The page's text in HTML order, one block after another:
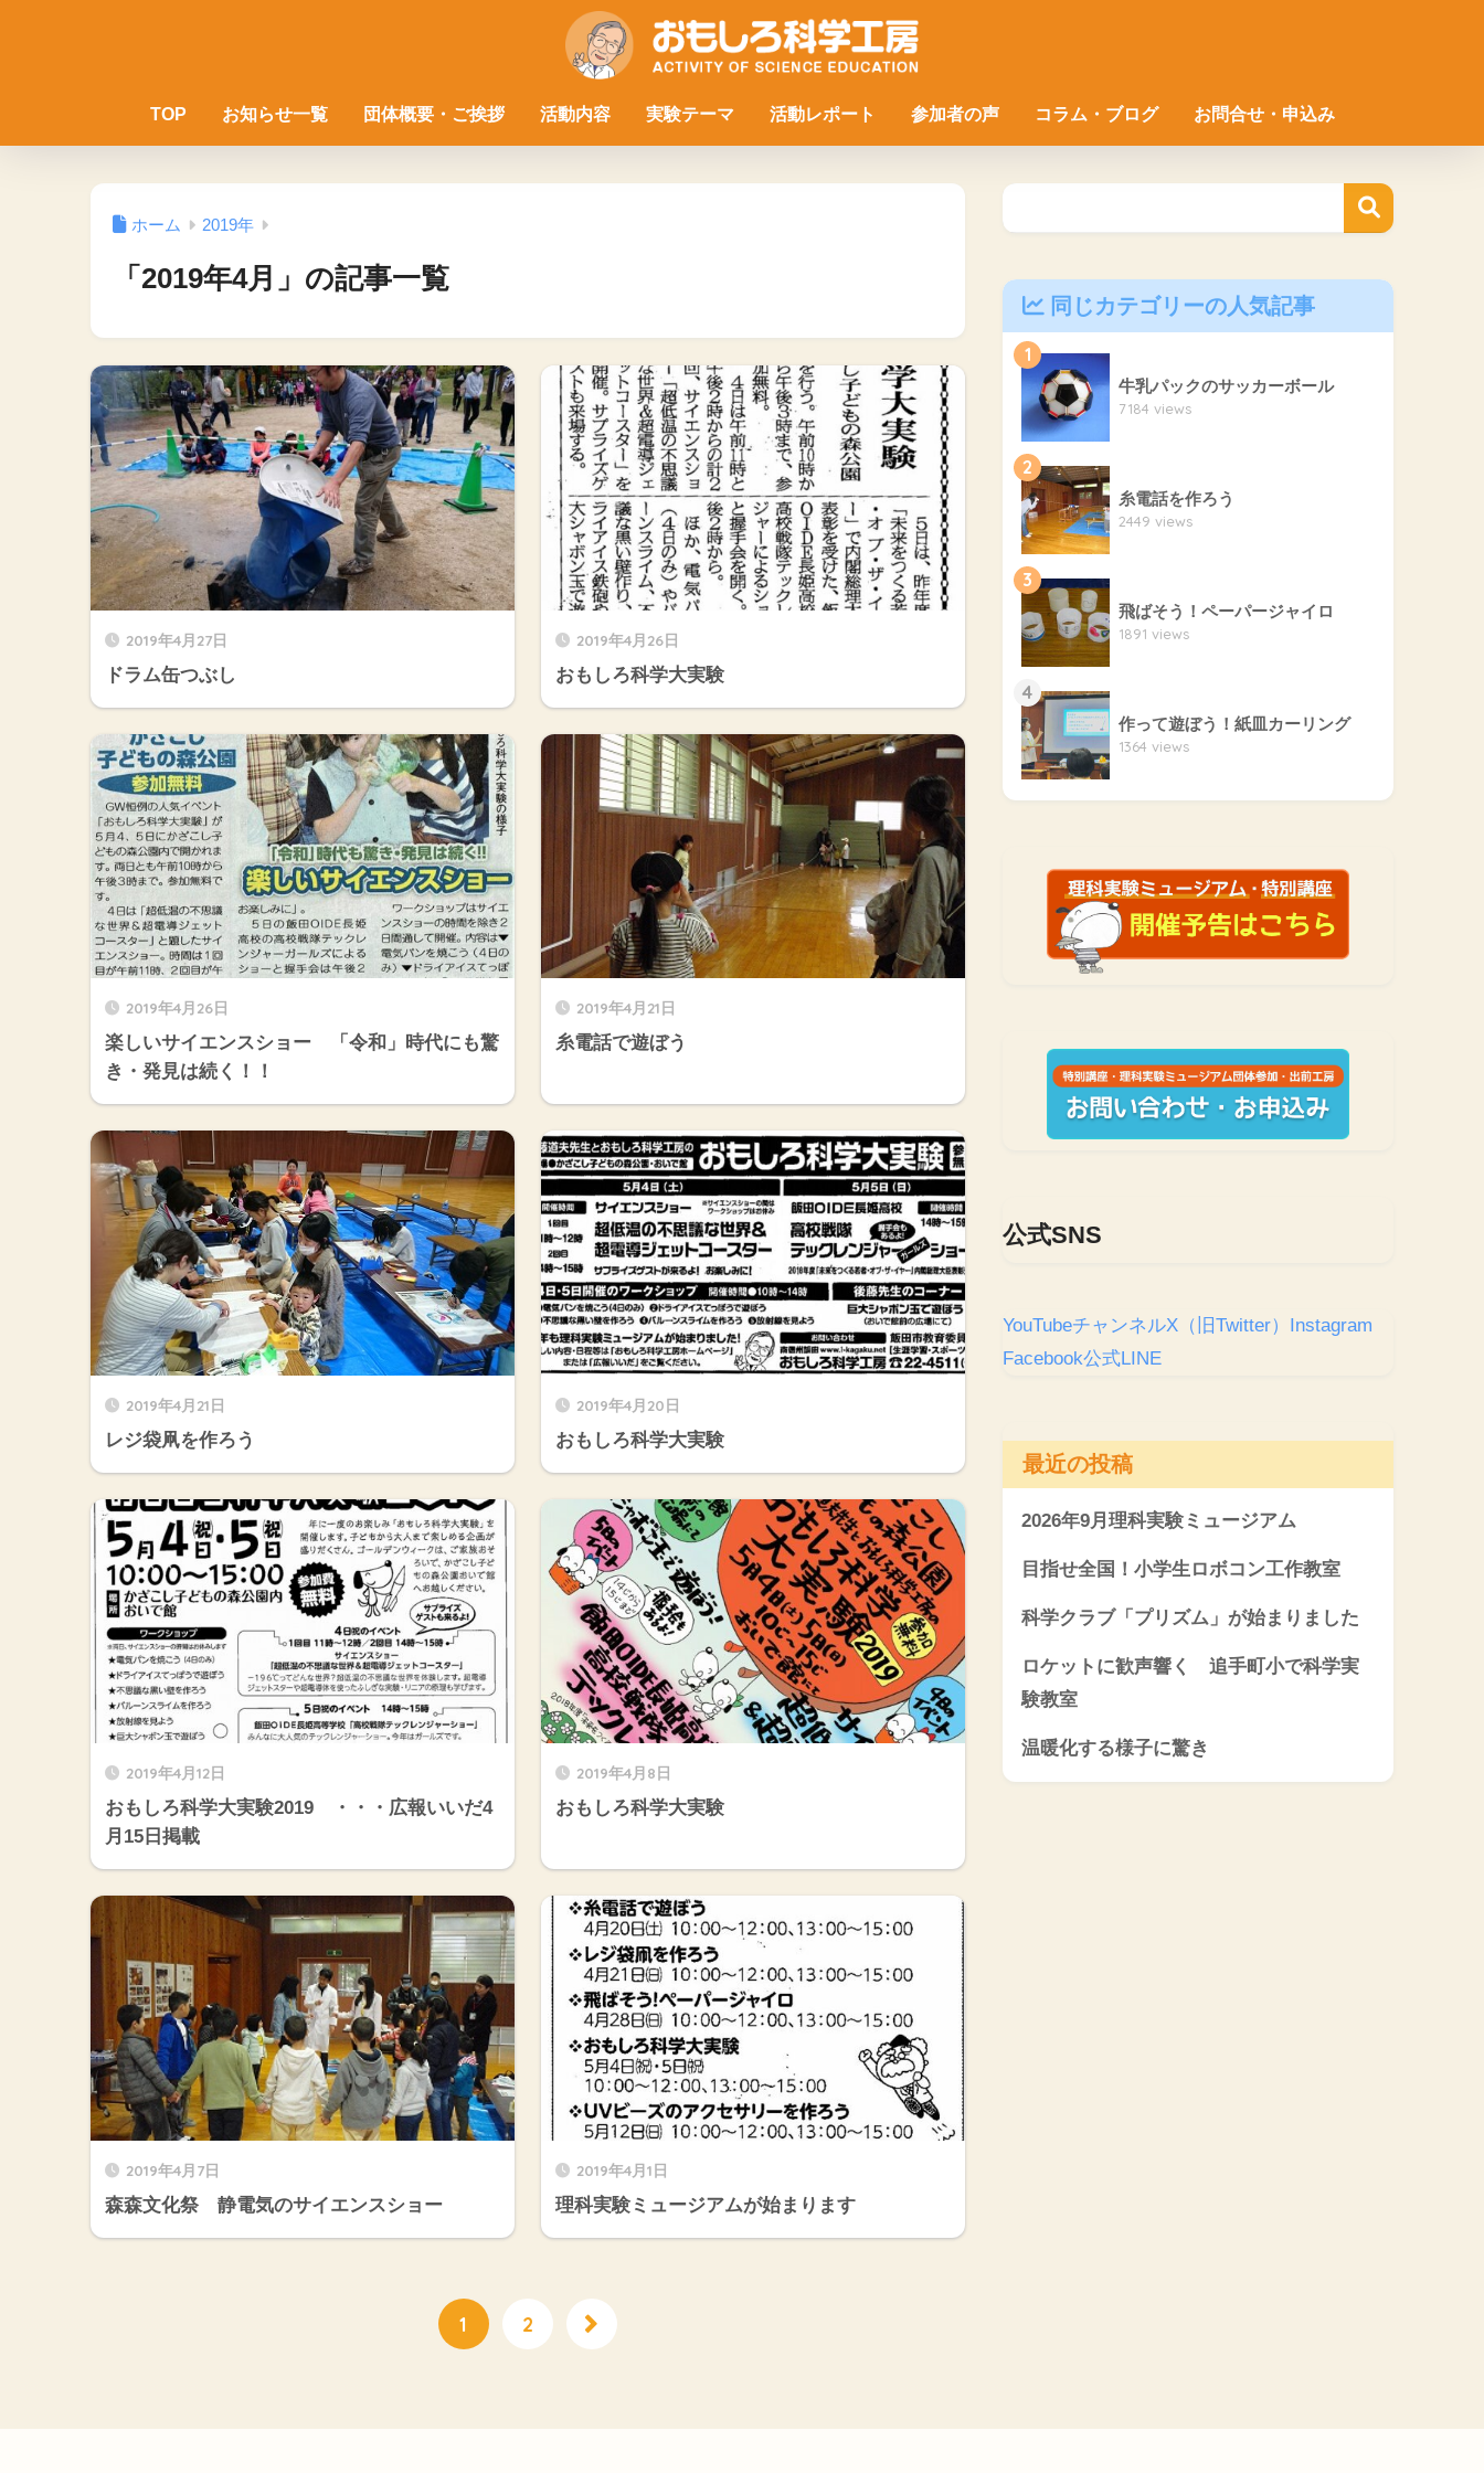
TOP お知らせ一覧 団体概要・ご挨拶 活動内容 実験テーマ 活動レポート 参加者の声 コラム・ブログ お問合せ・申込み
ホーム 2019年
「2019年4月」の記事一覧
2019年4月27日
ドラム缶つぶし
2019年4月26日
おもしろ科学大実験
2019年4月26日
楽しいサイエンスショー 「令和」時代にも驚
き・発見は続く！！
2019年4月21日
糸電話で遊ぼう
2019年4月21日
レジ袋凧を作ろう
2019年4月20日
おもしろ科学大実験
2019年4月12日
おもしろ科学大実験2019 ・・・広報いいだ4
月15日掲載
2019年4月8日
おもしろ科学大実験
2019年4月7日
森森文化祭 静電気のサイエンスショー
2019年4月1日
理科実験ミュージアムが始まります
1 2
同じカテゴリーの人気記事
1
牛乳パックのサッカーボール
7184 views
2
糸電話を作ろう
2449 views
3
飛ばそう！ペーパージャイロ
1891 views
4
作って遊ぼう！紙皿カーリング
1364 views
公式SNS
YouTubeチャンネルX（旧Twitter） Instagram
Facebook公式LINE
最近の投稿
2026年9月理科実験ミュージアム
目指せ全国！小学生ロボコン工作教室
科学クラブ「プリズム」が始まりました
ロケットに歓声響く 追手町小で科学実
験教室
温暖化する様子に驚き